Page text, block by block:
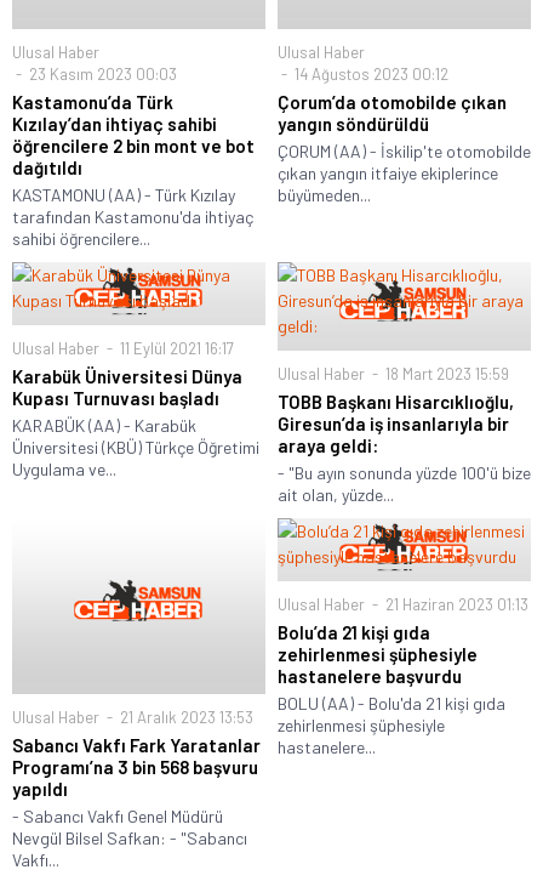
Ulusal Haber
23 Kasım 2023 00:03
Kastamonu’da Türk
Kızılay’dan ihtiyaç sahibi
öğrencilere 2 bin mont ve bot
dağıtıldı
KASTAMONU (AA) - Türk Kızılay
tarafından Kastamonu'da ihtiyaç
sahibi öğrencilere...
Ulusal Haber
14 Ağustos 2023 00:12
Çorum’da otomobilde çıkan
yangın söndürüldü
ÇORUM (AA) - İskilip'te otomobilde
çıkan yangın itfaiye ekiplerince
büyümeden...
Ulusal Haber 11 Eylül 2021 16:17
Karabük Üniversitesi Dünya
Kupası Turnuvası başladı
KARABÜK (AA) - Karabük
Üniversitesi (KBÜ) Türkçe Öğretimi
Uygulama ve...
Ulusal Haber 18 Mart 2023 15:59
TOBB Başkanı Hisarcıklıoğlu,
Giresun’da iş insanlarıyla bir
araya geldi:
- "Bu ayın sonunda yüzde 100'ü bize
ait olan, yüzde...
Ulusal Haber 21 Aralık 2023 13:53
Sabancı Vakfı Fark Yaratanlar
Programı’na 3 bin 568 başvuru
yapıldı
- Sabancı Vakfı Genel Müdürü
Nevgül Bilsel Safkan: - "Sabancı
Vakfı...
Ulusal Haber 21 Haziran 2023 01:13
Bolu’da 21 kişi gıda
zehirlenmesi şüphesiyle
hastanelere başvurdu
BOLU (AA) - Bolu'da 21 kişi gıda
zehirlenmesi şüphesiyle
hastanelere...